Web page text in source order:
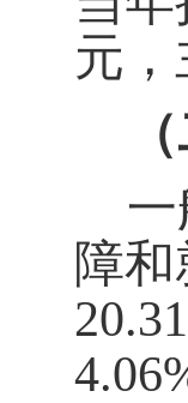
元，
障和
20.31
4.06